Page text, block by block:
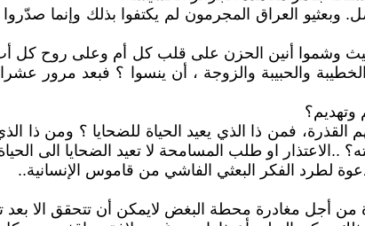
العراق المجرمون لم يكتفوا بذلك وإنما صدّروا
بحيث وشموا أنين الحزن على قلب كل أم وعلى روح
الخطيبة والحبيبة والزوجة ، أن ينسوا ؟ فبعد مرور
وتهديم؟
فمن ذا الذي يعيد الحياة للضحايا ؟ ومن ذا
..الاعتذار او طلب المسامحة لا تعيد الضحايا الى
لطرد الفكر البعثي الفاشي من قاموس الإنسانية..
من أجل مغادرة محطة البغض لايمكن أن تتحقق الا